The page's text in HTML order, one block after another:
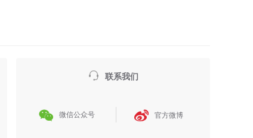
 联系我们
 微信公众号  官方微博